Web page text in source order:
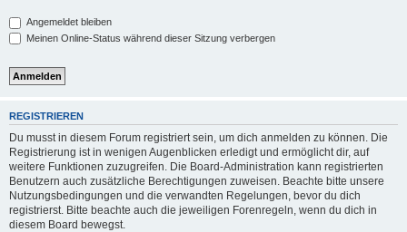
Angemeldet bleiben
Meinen Online-Status während dieser Sitzung verbergen
REGISTRIEREN
Du musst in diesem Forum registriert sein, um dich anmelden zu können. Die
Registrierung ist in wenigen Augenblicken erledigt und ermöglicht dir, auf
weitere Funktionen zuzugreifen. Die Board-Administration kann registrierten
Benutzern auch zusätzliche Berechtigungen zuweisen. Beachte bitte unsere
Nutzungsbedingungen und die verwandten Regelungen, bevor du dich
registrierst. Bitte beachte auch die jeweiligen Forenregeln, wenn du dich in
diesem Board bewegst.